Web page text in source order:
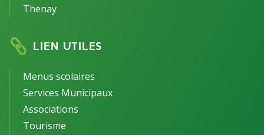
Thenay
LIEN UTILES
Menus scolaires
Services Municipaux
Associations
Tourisme